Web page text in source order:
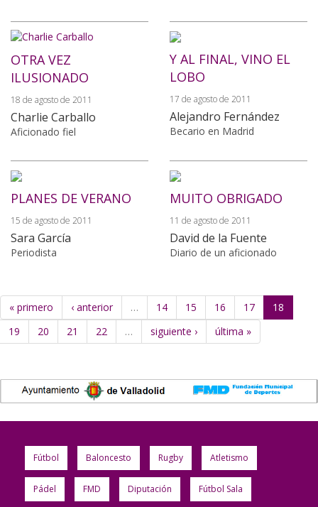
OTRA VEZ
ILUSIONADO
18 de agosto de 2011
Charlie Carballo
Aficionado fiel
Y AL FINAL, VINO EL
LOBO
17 de agosto de 2011
Alejandro Fernández
Becario en Madrid
PLANES DE VERANO
15 de agosto de 2011
Sara García
Periodista
MUITO OBRIGADO
11 de agosto de 2011
David de la Fuente
Diario de un aficionado
« primero ‹ anterior … 14 15 16 17
18
19
20 21 22 … siguiente › última »
Fútbol Baloncesto Rugby Atletismo
Pádel FMD Diputación Fútbol Sala